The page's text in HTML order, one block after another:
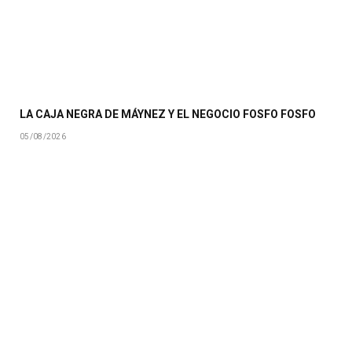
LA CAJA NEGRA DE MÁYNEZ Y EL NEGOCIO FOSFO FOSFO
05/08/2026